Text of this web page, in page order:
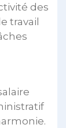
des
travail